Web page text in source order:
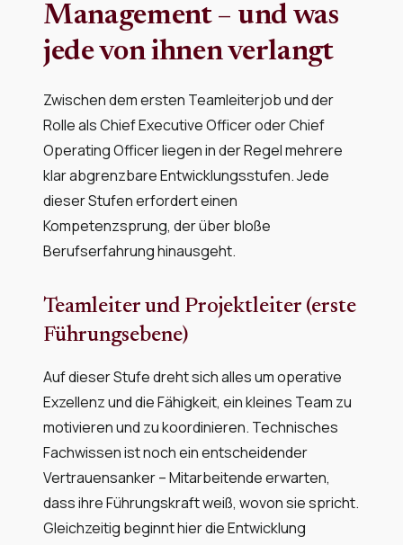
Management – und was
jede von ihnen verlangt
Zwischen dem ersten Teamleiterjob und der
Rolle als Chief Executive Officer oder Chief
Operating Officer liegen in der Regel mehrere
klar abgrenzbare Entwicklungsstufen. Jede
dieser Stufen erfordert einen
Kompetenzsprung, der über bloße
Berufserfahrung hinausgeht.
Teamleiter und Projektleiter (erste
Führungsebene)
Auf dieser Stufe dreht sich alles um operative
Exzellenz und die Fähigkeit, ein kleines Team zu
motivieren und zu koordinieren. Technisches
Fachwissen ist noch ein entscheidender
Vertrauensanker – Mitarbeitende erwarten,
dass ihre Führungskraft weiß, wovon sie spricht.
Gleichzeitig beginnt hier die Entwicklung